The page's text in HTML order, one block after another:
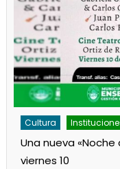
Cultura
Una nueva
viernes 10